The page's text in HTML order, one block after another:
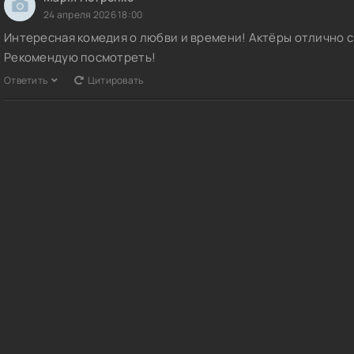
24 апреля 2026 18:00
Интересная комедия о любви и времени! Актёры отлично
Рекомендую посмотреть!
Ответить Цитировать